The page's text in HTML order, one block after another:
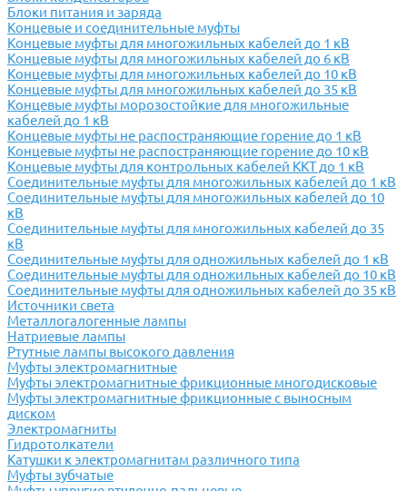
Блоки питания и заряда
Концевые и соединительные муфты
Концевые муфты для многожильных кабелей до 1 кВ
Концевые муфты для многожильных кабелей до 6 кВ
Концевые муфты для многожильных кабелей до 10 кВ
Концевые муфты для многожильных кабелей до 35 кВ
Концевые муфты морозостойкие для многожильные
кабелей до 1 кВ
Концевые муфты не распостраняющие горение до 1 кВ
Концевые муфты не распостраняющие горение до 10 кВ
Концевые муфты для контрольных кабелей ККТ до 1 кВ
Соединительные муфты для многожильных кабелей до 1 кВ
Соединительные муфты для многожильных кабелей до 10
кВ
Соединительные муфты для многожильных кабелей до 35
кВ
Соединительные муфты для одножильных кабелей до 1 кВ
Соединительные муфты для одножильных кабелей до 10 кВ
Соединительные муфты для одножильных кабелей до 35 кВ
Источники света
Металлогалогенные лампы
Натриевые лампы
Ртутные лампы высокого давления
Муфты электромагнитные
Муфты электромагнитные фрикционные многодисковые
Муфты электромагнитные фрикционные с выносным
диском
Электромагниты
Гидротолкатели
Катушки к электромагнитам различного типа
Муфты зубчатые